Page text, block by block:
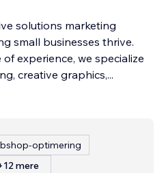
solutions marketing
small businesses thrive.
experience, we specialize
creative graphics,...
optimering
mere